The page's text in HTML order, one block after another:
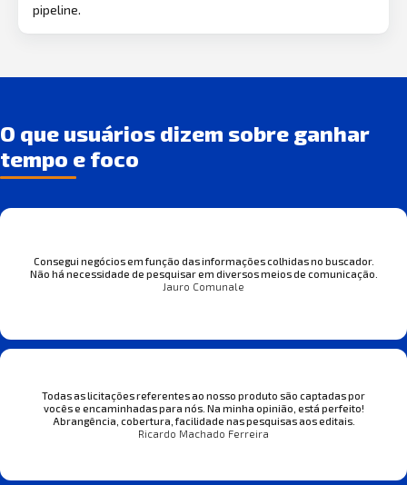
pipeline.
O que usuários dizem sobre ganhar
tempo e foco
Consegui negócios em função das informações colhidas no buscador.
Não há necessidade de pesquisar em diversos meios de comunicação.
Jauro Comunale
Todas as licitações referentes ao nosso produto são captadas por
vocês e encaminhadas para nós. Na minha opinião, está perfeito!
Abrangência, cobertura, facilidade nas pesquisas aos editais.
Ricardo Machado Ferreira